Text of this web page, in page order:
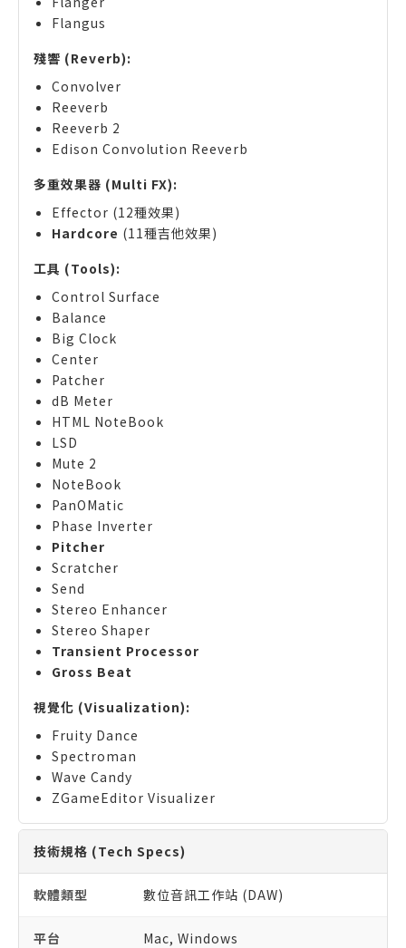
Flangus
殘響 (Reverb):
Convolver
Reeverb
Reeverb 2
Edison Convolution Reeverb
多重效果器 (Multi FX):
Effector (12種效果)
Hardcore (11種吉他效果)
工具 (Tools):
Control Surface
Balance
Big Clock
Center
Patcher
dB Meter
HTML NoteBook
LSD
Mute 2
NoteBook
PanOMatic
Phase Inverter
Pitcher
Scratcher
Send
Stereo Enhancer
Stereo Shaper
Transient Processor
Gross Beat
視覺化 (Visualization):
Fruity Dance
Spectroman
Wave Candy
ZGameEditor Visualizer
技術規格 (Tech Specs)
軟體類型 數位音訊工作站 (DAW)
平台 Mac, Windows